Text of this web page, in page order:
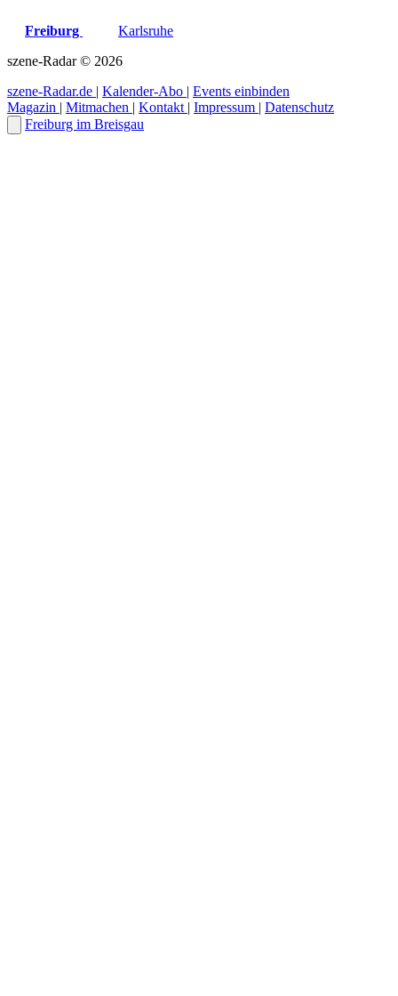
Freiburg
Karlsruhe
szene-Radar © 2026
szene-Radar.de | Kalender-Abo | Events einbinden
Magazin | Mitmachen | Kontakt | Impressum | Datenschutz
Freiburg im Breisgau